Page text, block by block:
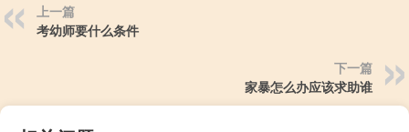
上一篇
考幼师要什么条件
下一篇
家暴怎么办应该求助谁